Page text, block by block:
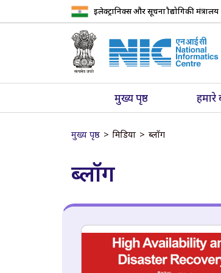
इलेक्ट्रानिक्स और सूचना प्रौद्योगिकी मंत्रालय
मुख्य पृष्ठ हमारे
मुख्य पृष्ठ मिडिया ब्लॉग
ब्लॉग